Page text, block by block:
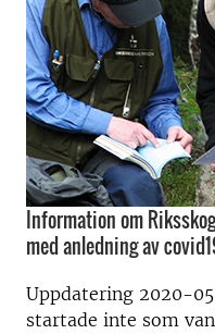
Information om
med anledning av
Uppdatering 2020-
startade inte som